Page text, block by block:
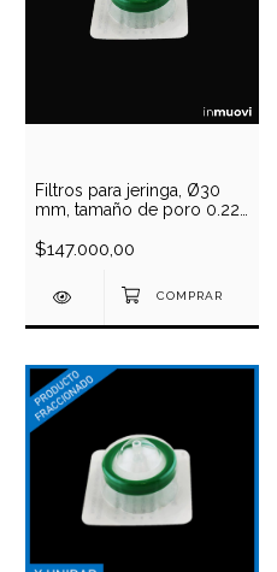
Filtros para jeringa, Ø30
mm, tamaño de poro 0.22
$147.000,00